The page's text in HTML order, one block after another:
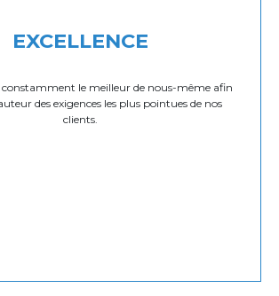
EXCELLENCE
constamment le meilleur de nous-même afin
des exigences les plus pointues de nos
clients.